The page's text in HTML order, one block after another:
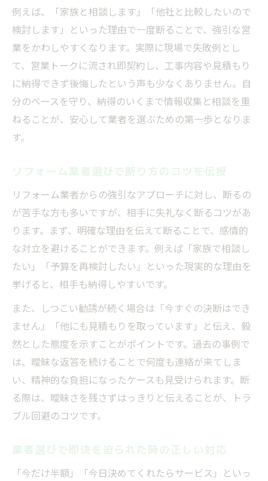
例えば、「家族と相談します」「他社と比較したいので
検討します」といった理由で一度断ることで、強引な営
業をかわしやすくなります。実際に現場で失敗例とし
て、営業トークに流され即契約し、工事内容や見積もり
に納得できず後悔したという声も少なくありません。自
分のペースを守り、納得のいくまで情報収集と相談を重
ねることが、安心して業者を選ぶための第一歩となりま
す。
リフォーム業者選びで断り方のコツを伝授
リフォーム業者からの強引なアプローチに対し、断るの
が苦手な方も多いですが、相手に失礼なく断るコツがあ
ります。まず、明確な理由を伝えて断ることで、感情的
な対立を避けることができます。例えば「家族で相談し
たい」「予算を再検討したい」といった現実的な理由を
挙げると、相手も納得しやすいです。
また、しつこい勧誘が続く場合は「今すぐの決断はでき
ません」「他にも見積もりを取っています」と伝え、毅
然とした態度を示すことがポイントです。過去の事例で
は、曖昧な返答を続けることで何度も連絡が来てしま
い、精神的な負担になったケースも見受けられます。断
る際は、曖昧さを残さずはっきりと伝えることが、トラ
ブル回避のコツです。
業者選びで即決を迫られた時の正しい対応
「今だけ半額」「今日決めてくれたらサービス」といっ